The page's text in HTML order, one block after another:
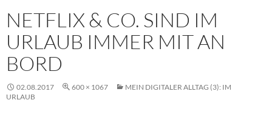
NETFLIX & CO. SIND IM
URLAUB IMMER MIT AN
BORD
02.08.2017 600 × 1067
MEIN DIGITALER ALLTAG (3): IM
URLAUB